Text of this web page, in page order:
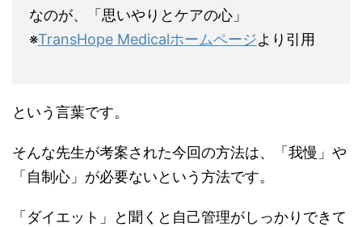
なのが、「思いやりとケアの心」
※TransHope Medicalホームページより引用
という言葉です。
そんな先生が考案された今回の方法は、「我慢」や
「自制心」が必要ないという方法です。
「ダイエット」と聞くと自己管理がしっかりできて